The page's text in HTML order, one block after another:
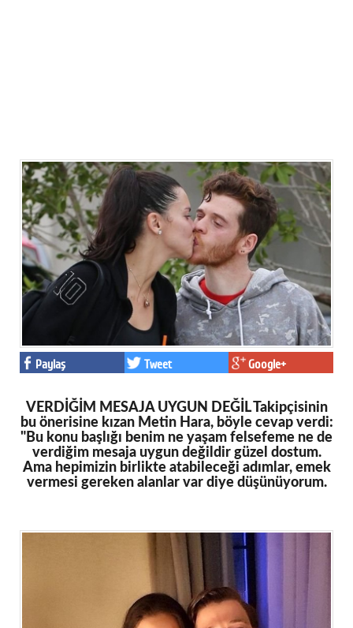
Paylaş Tweet Google+
VERDİĞİM MESAJA UYGUN DEĞİL Takipçisinin
bu önerisine kızan Metin Hara, böyle cevap verdi:
"Bu konu başlığı benim ne yaşam felsefeme ne de
verdiğim mesaja uygun değildir güzel dostum.
Ama hepimizin birlikte atabileceği adımlar, emek
vermesi gereken alanlar var diye düşünüyorum.